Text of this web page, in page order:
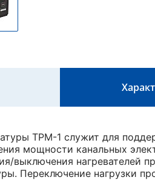
ТРМ-1 служит для
мощности канальных
выключения нагревателей
Переключение нагрузки